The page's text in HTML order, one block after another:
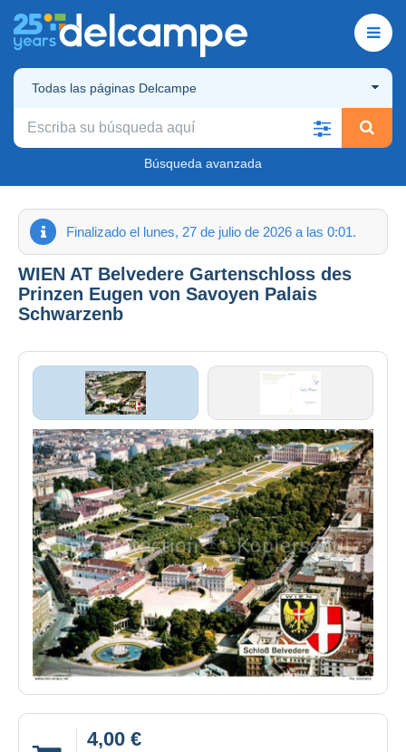
Todas las páginas Delcampe
Búsqueda avanzada
Finalizado el lunes, 27 de julio de 2026 a las 0:01.
WIEN AT Belvedere Gartenschloss des
Prinzen Eugen von Savoyen Palais
Schwarzenb
4,00 €